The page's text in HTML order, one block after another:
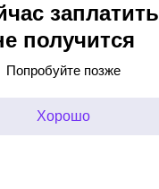
заплатить
получится
Попробуйте позже
Хорошо